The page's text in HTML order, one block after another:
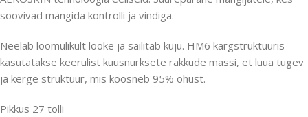
soovivad mängida kontrolli ja vindiga.
Neelab loomulikult lööke ja säilitab kuju. HM6 kärgstruktuuris
kasutatakse keerulist kuusnurksete rakkude massi, et luua tugev
ja kerge struktuur, mis koosneb 95% õhust.
Pikkus 27 tolli